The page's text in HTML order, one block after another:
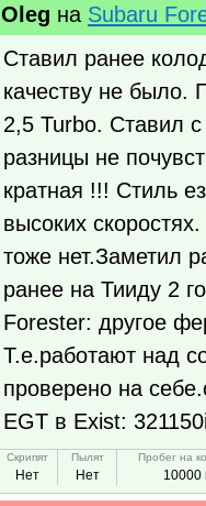
Oleg на Subaru
Ставил ранее
качеству не было.
2,5 Turbo. Ставил
разницы не
кратная !!! Стиль
высоких
тоже нет.Заметил
ранее на Тииду 2
Forester: другое
Т.е.работают над
проверено на
EGT в Exist:
Скрипят
Нет
Пылят
Нет
Пробег на
10000